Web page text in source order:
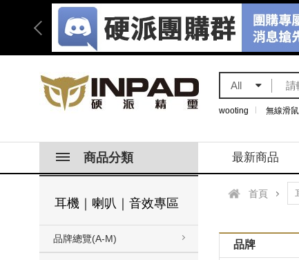
All
wooting 無線滑鼠
商品分類 最新商品
耳機｜喇叭｜音效專區
品牌總覽(A-M)
首頁
品牌